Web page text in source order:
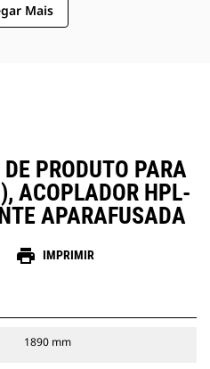
Mais
PRODUTO PARA
ACOPLADOR HPL-
APARAFUSADA
print IMPRIMIR
1890 mm